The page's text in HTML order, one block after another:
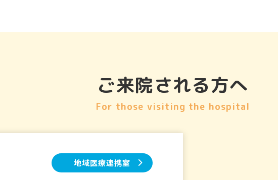
ご来院される方へ
For those visiting the hospital
地域医療連携室